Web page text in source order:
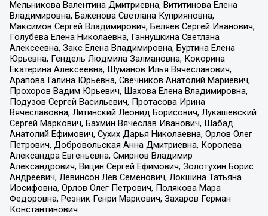
Мельникова Валентина Дмитриевна, Вититинова Елена
Владимировна, Баженова Светлана Куприяновна,
Максимов Сергей Владимирович, Беляев Сергей Иванович,
Голубева Елена Николаевна, Ганнушкина Светлана
Алексеевна, Закс Елена Владимировна, Буртина Елена
Юрьевна, Гендель Людмила Залмановна, Кокорина
Екатерина Алексеевна, Шуманов Илья Вячеславович,
Арапова Галина Юрьевна, Свечников Анатолий Мариевич,
Прохоров Вадим Юрьевич, Шахова Елена Владимировна,
Подузов Сергей Васильевич, Протасова Ирина
Вячеславовна, Литинский Леонид Борисович, Лукашевский
Сергей Маркович, Бахмин Вячеслав Иванович, Шабад
Анатолий Ефимович, Сухих Дарья Николаевна, Орлов Олег
Петрович, Добровольская Анна Дмитриевна, Королева
Александра Евгеньевна, Смирнов Владимир
Александрович, Вицин Сергей Ефимович, Золотухин Борис
Андреевич, Левинсон Лев Семенович, Локшина Татьяна
Иосифовна, Орлов Олег Петрович, Полякова Мара
Федоровна, Резник Генри Маркович, Захаров Герман
Константинович